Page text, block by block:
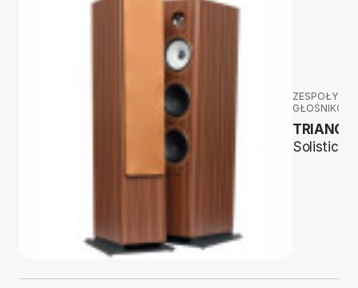
ZESPOŁY
Solistice 8